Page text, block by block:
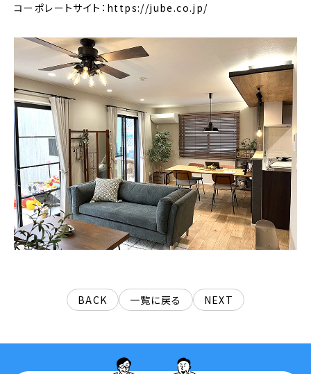
コーポレートサイト：https://jube.co.jp/
BACK 一覧に戻る NEXT